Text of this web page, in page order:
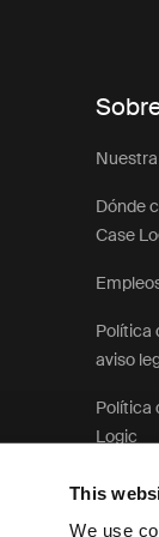
This
We use
Dónde
Case
Política
aviso
Política
Logic